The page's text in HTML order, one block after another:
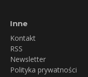
Inne
Kontakt
RSS
Newsletter
Polityka prywatności